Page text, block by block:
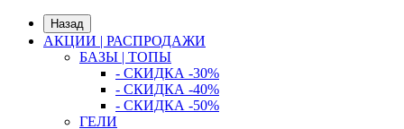
Назад
АКЦИИ | РАСПРОДАЖИ
БАЗЫ | ТОПЫ
- СКИДКА -30%
- СКИДКА -40%
- СКИДКА -50%
ГЕЛИ